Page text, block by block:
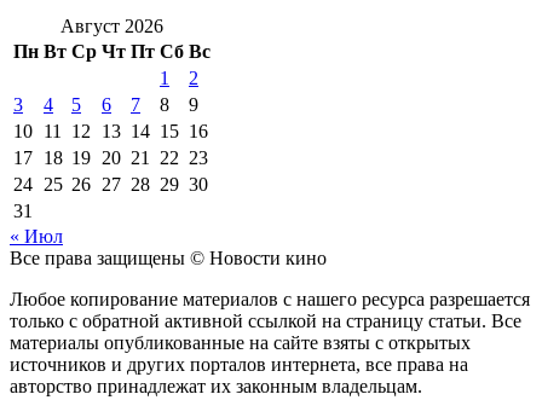
Август 2026
Пн Вт Ср Чт Пт Сб Вс
1
2
3
4 5 6 7 8
9
10 11 12 13 14 15 16
17 18 19 20 21 22 23
24 25 26 27 28 29 30
31
« Июл
Все права защищены © Новости кино
Любое копирование материалов с нашего ресурса разрешается
только с обратной активной ссылкой на страницу статьи. Все
материалы опубликованные на сайте взяты с открытых
источников и других порталов интернета, все права на
авторство принадлежат их законным владельцам.